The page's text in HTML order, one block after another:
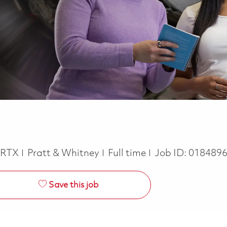
RTX Pratt & Whitney Job Type
Full time Job ID:
Save this job